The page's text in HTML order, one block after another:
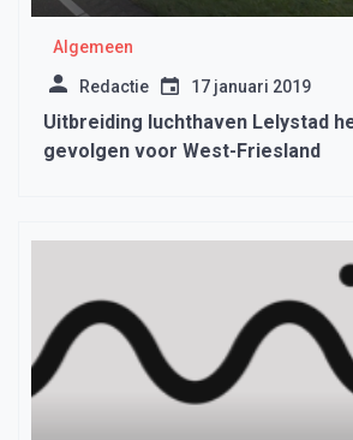
Algemeen
Redactie 17 januari 2019
Uitbreiding luchthaven Lelystad
gevolgen voor West-Friesland